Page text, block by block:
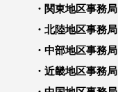
関東地区事務局
北陸地区事務局
中部地区事務局
近畿地区事務局